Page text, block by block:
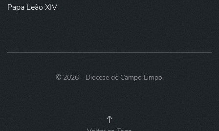
Papa Leão XIV
© 2026- Diocese de Campo Limpo.